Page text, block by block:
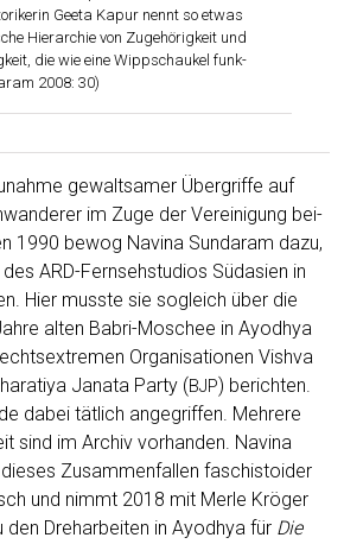
Geeta Kapur nennt so etwas
Hier­ar­chie von Zuge­hö­rig­keit und
die wie eine Wipp­schau­kel funk­
2008: 30)
gewalt­sa­mer Über­grif­fe auf
im Zuge der Ver­ei­ni­gung bei­
1990 bewog Navina Sun­daram dazu,
ARD-Fern­seh­stu­di­os Süd­asi­en in
Hier muss­te sie sogleich über die
alten Bab­ri-Moschee in Ayod­hya
Orga­ni­sa­tio­nen Vish­va
Janata Par­ty (BJP) berich­ten.
dabei tät­lich ange­grif­fen. Meh­re­re
sind im Archiv vor­han­den. Navina
Zusam­men­fal­len faschis­to­ider
und nimmt 2018 mit Mer­le Krö­ger
Dreh­ar­bei­ten in Ayod­hya für Die